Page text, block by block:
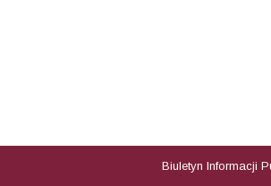
Biuletyn Informacji